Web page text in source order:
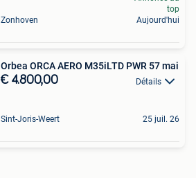
Zonhoven
top
Aujourd'hui
Orbea ORCA AERO M35iLTD PWR 57 mai
€ 4.800,00 Détails
Sint-Joris-Weert 25 juil. 26